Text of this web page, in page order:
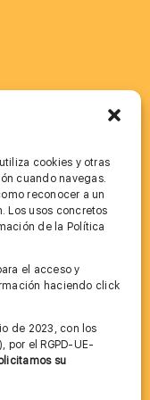
cookies y otras
cuando navegas.
reconocer a un
Los usos concretos
de la Política
el acceso y
haciendo click
de 2023, con los
por el RGPD-UE-
su